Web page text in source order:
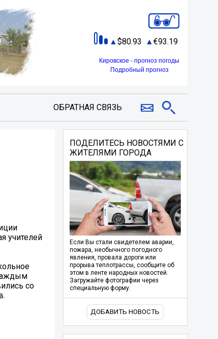
80.93 93.19
Кировское - прогноз погоды
Подробный прогноз
ОБРАТНАЯ СВЯЗЬ
учителей
со
ПОДЕЛИТЕСЬ НОВОСТЯМИ С
ЖИТЕЛЯМИ ГОРОДА
Если Вы стали свидетелем аварии,
пожара, необычного погодного
явления, провала дороги или
прорыва теплотрассы, сообщите об
этом в ленте народных новостей.
Загружайте фотографии через
специальную форму.
ДОБАВИТЬ НОВОСТЬ